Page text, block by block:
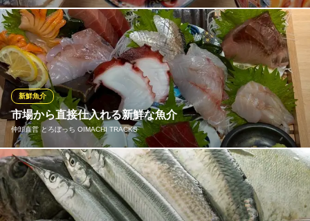
驚きのコスパ★当店では、新鮮な海鮮料理や多彩なドリンクを全
品399円（税別）で心ゆくまで堪能できます！友達や家族と一緒
に、気軽に美味しい料理を楽しむことができるので、ぜひ一度お
越しください。お得な価格で満足できるひとときをお約束しま
す！
魚えもん大井町店
コスパ最強海鮮居酒屋
ＪＲ京浜東北線大井町駅 徒歩2分
東京都品川区東大井5-15-15 1F
市場から直接仕入れる新鮮な魚介
仲卸直営 とろぼっち OIMACHI TRACKS
新鮮魚介
直接買い付ける魚介の鮮度は折り紙付き！その日一番美味しい魚
をお届けするため、メニューは毎日変わります。貝焼きや、かつ
おの酒盗、濃厚ないかの塩辛など、一口食べればお酒が進んで仕
方ない絶品おつまみも勢揃いしています。